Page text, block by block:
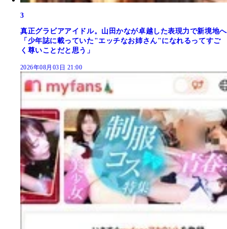
3
真正グラビアアイドル。山田かなが卓越した表現力で新境地へ
「少年誌に載っていた"エッチなお姉さん"になれるってすご
く尊いことだと思う」
2026年08月03日 21:00